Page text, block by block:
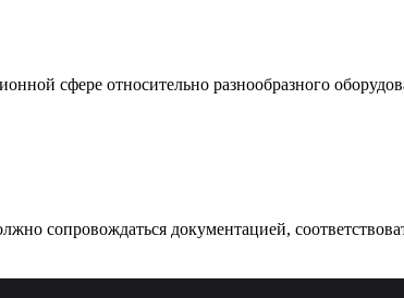
сфере относительно разнообразного
сопровождаться документацией,